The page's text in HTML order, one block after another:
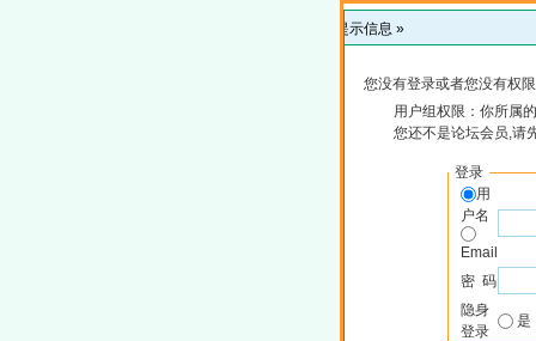
提示信息 »
您没有登录或者您没有权
用户组权限：你所属
您还不是论坛会员,请
登录
用
户名
Email
密 码
隐身
登录